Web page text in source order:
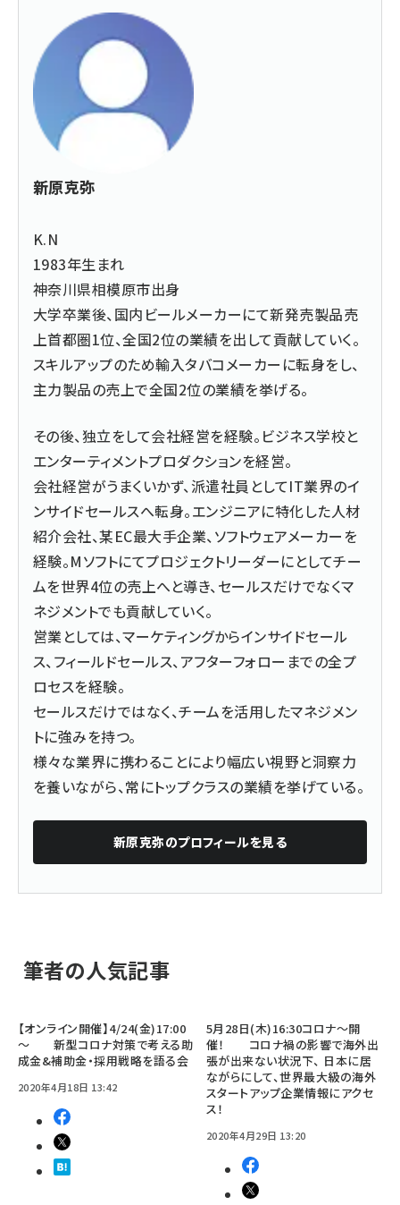
新原克弥
K.N
1983年生まれ
神奈川県相模原市出身
大学卒業後、国内ビールメーカーにて新発売製品売
上首都圏1位、全国2位の業績を出して貢献していく。
スキルアップのため輸入タバコメーカーに転身をし、
主力製品の売上で全国2位の業績を挙げる。
その後、独立をして会社経営を経験。ビジネス学校と
エンターティメントプロダクションを経営。
会社経営がうまくいかず、派遣社員としてIT業界のイ
ンサイドセールスへ転身。エンジニアに特化した人材
紹介会社、某EC最大手企業、ソフトウェアメーカーを
経験。Mソフトにてプロジェクトリーダーにとしてチー
ムを世界4位の売上へと導き、セールスだけでなくマ
ネジメントでも貢献していく。
営業としては、マーケティングからインサイドセール
ス、フィールドセールス、アフターフォローまでの全プ
ロセスを経験。
セールスだけではなく、チームを活用したマネジメン
トに強みを持つ。
様々な業界に携わることにより幅広い視野と洞察力
を養いながら、常にトップクラスの業績を挙げている。
新原克弥のプロフィールを見る
筆者の人気記事
【オンライン開催】4/24(金)17:00
～ 新型コロナ対策で考える助
成金&補助金・採用戦略を語る会
2020年4月18日 13:42
5月28日(木)16:30コロナ～開
催！ コロナ禍の影響で海外出
張が出来ない状況下、 日本に居
ながらにして、世界最大級の海外
スタートアップ企業情報にアクセ
ス！
2020年4月29日 13:20